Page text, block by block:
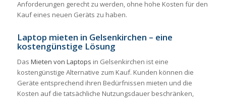
Anforderungen gerecht zu werden, ohne hohe Kosten für den
Kauf eines neuen Geräts zu haben.
Laptop mieten in Gelsenkirchen – eine
kostengünstige Lösung
Das Mieten von Laptops in Gelsenkirchen ist eine
kostengünstige Alternative zum Kauf. Kunden können die
Geräte entsprechend ihren Bedürfnissen mieten und die
Kosten auf die tatsächliche Nutzungsdauer beschränken,